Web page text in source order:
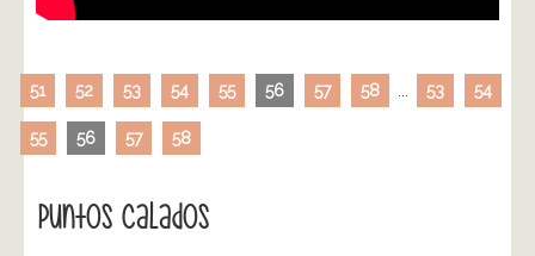
51 52 53 54 55 56 57 58 53 54
55 56 57 58
Puntos Calados